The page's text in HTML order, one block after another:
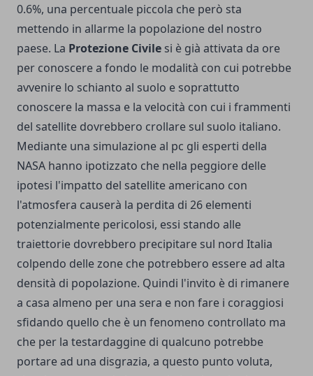
0.6%, una percentuale piccola che però sta
mettendo in allarme la popolazione del nostro
paese. La Protezione Civile si è già attivata da ore
per conoscere a fondo le modalità con cui potrebbe
avvenire lo schianto al suolo e soprattutto
conoscere la massa e la velocità con cui i frammenti
del satellite dovrebbero crollare sul suolo italiano.
Mediante una simulazione al pc gli esperti della
NASA hanno ipotizzato che nella peggiore delle
ipotesi l'impatto del satellite americano con
l'atmosfera causerà la perdita di 26 elementi
potenzialmente pericolosi, essi stando alle
traiettorie dovrebbero precipitare sul nord Italia
colpendo delle zone che potrebbero essere ad alta
densità di popolazione. Quindi l'invito è di rimanere
a casa almeno per una sera e non fare i coraggiosi
sfidando quello che è un fenomeno controllato ma
che per la testardaggine di qualcuno potrebbe
portare ad una disgrazia, a questo punto voluta,